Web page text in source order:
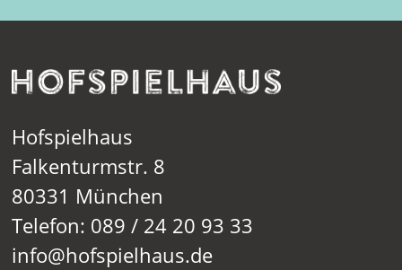
Hofspielhaus
Falkenturmstr. 8
80331 München
Telefon: 089 / 24 20 93 33
info@hofspielhaus.de